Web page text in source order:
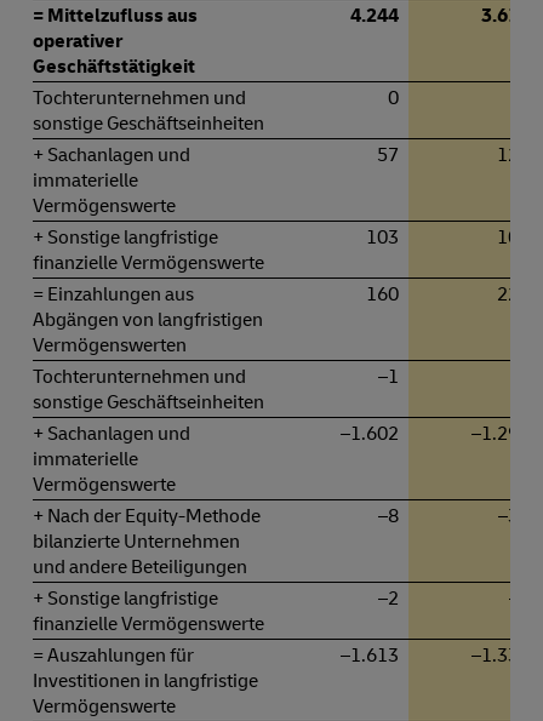
= Mittelzufluss aus
operativer
Geschäftstätigkeit
4.244 3.612
Tochterunternehmen und
sonstige Geschäftseinheiten
0
+ Sachanlagen und
immaterielle
Vermögenswerte
57 122
+ Sonstige langfristige
finanzielle Vermögenswerte
103 102
= Einzahlungen aus
Abgängen von langfristigen
Vermögenswerten
160 224
Tochterunternehmen und
sonstige Geschäftseinheiten
–1
+ Sachanlagen und
immaterielle
Vermögenswerte
–1.602 –1.297
+ Nach der Equity-Methode
bilanzierte Unternehmen
und andere Beteiligungen
–8 –31
+ Sonstige langfristige
finanzielle Vermögenswerte
–2 –6
= Auszahlungen für
Investitionen in langfristige
Vermögenswerte
–1.613 –1.334